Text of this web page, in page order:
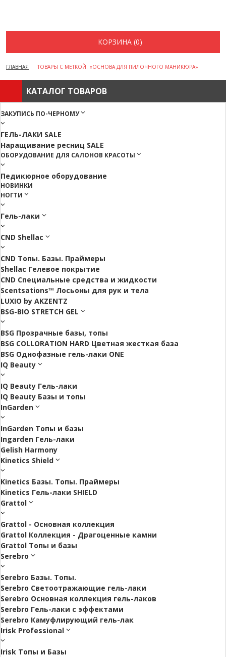
КОРЗИНА (0)
ГЛАВНАЯ ТОВАРЫ С МЕТКОЙ: «ОСНОВА ДЛЯ ПИЛОЧНОГО МАНИКЮРА»
КАТАЛОГ ТОВАРОВ
ЗАКУПИСЬ ПО-ЧЕРНОМУ
ГЕЛЬ-ЛАКИ SALE
Наращивание ресниц SALE
ОБОРУДОВАНИЕ ДЛЯ САЛОНОВ КРАСОТЫ
Педикюрное оборудование
НОВИНКИ
НОГТИ
Гель-лаки
CND Shellac
CND Топы. Базы. Праймеры
Shellac Гелевое покрытие
CND Специальные средства и жидкости
Scentsations™ Лосьоны для рук и тела
LUXIO by AKZENTZ
BSG-BIO STRETCH GEL
BSG Прозрачные базы, топы
BSG COLLORATION HARD Цветная жесткая база
BSG Однофазные гель-лаки ONE
IQ Beauty
IQ Beauty Гель-лаки
IQ Beauty Базы и топы
InGarden
InGarden Топы и базы
Ingarden Гель-лаки
Gelish Harmony
Kinetics Shield
Kinetics Базы. Топы. Праймеры
Kinetics Гель-лаки SHIELD
Grattol
Grattol - Oснoвнaя коллекция
Grattol Коллекция - Драгоценные камни
Grattol Топы и базы
Serebro
Serebro Базы. Топы.
Serebro Светоотражающие гель-лаки
Serebro Основная коллекция гель-лаков
Serebro Гель-лаки с эффектами
Serebro Камуфлирующий гель-лак
Irisk Professional
Irisk Топы и Базы